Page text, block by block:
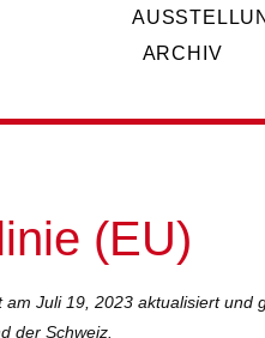
ARCHIV
(EU)
Juli 19, 2023 aktualisiert
der Schweiz.